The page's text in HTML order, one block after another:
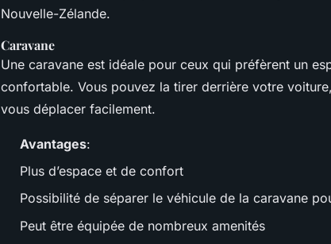
Nouvelle-Zélande.
Caravane
Une caravane est idéale pour ceux qui préfèrent un
confortable. Vous pouvez la tirer derrière votre
vous déplacer facilement.
Avantages:
Plus d’espace et de confort
Possibilité de séparer le véhicule de la caravane
Peut être équipée de nombreux amenités